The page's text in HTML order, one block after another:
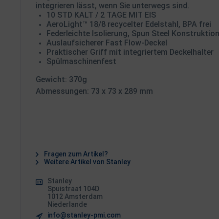
integrieren lässt, wenn Sie unterwegs sind.
10 STD KALT / 2 TAGE MIT EIS
AeroLight™ 18/8 recycelter Edelstahl, BPA frei
Federleichte Isolierung, Spun Steel Konstruktion
Auslaufsicherer Fast Flow-Deckel
Praktischer Griff mit integriertem Deckelhalter
Spülmaschinenfest
Gewicht: 370g
Abmessungen: 73 x 73 x 289 mm
Fragen zum Artikel?
Weitere Artikel von Stanley
Stanley
Spuistraat 104D
1012 Amsterdam
Niederlande
info@stanley-pmi.com